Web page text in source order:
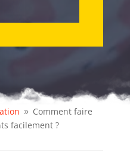
9 Comment faire
facilement ?